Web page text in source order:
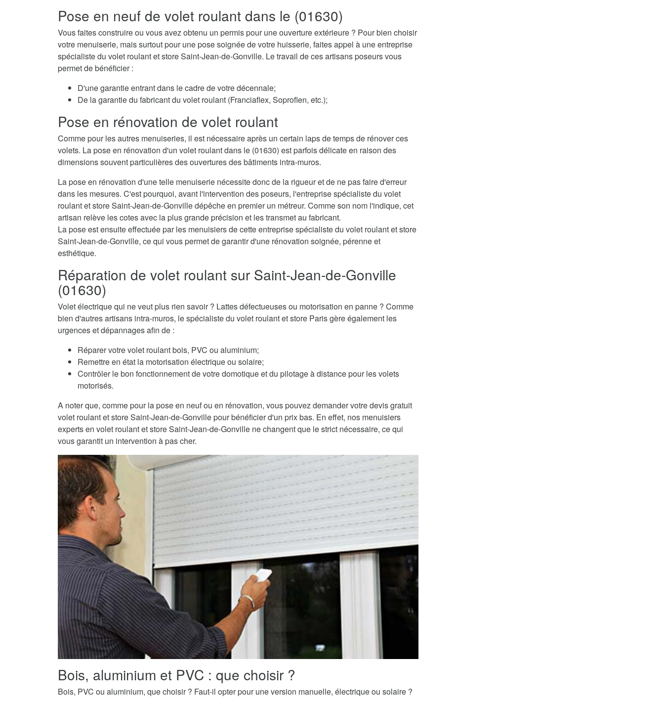
Pose en neuf de volet roulant dans le (01630)
Vous faites construire ou vous avez obtenu un permis pour une ouverture extérieure ? Pour bien choisir
votre menuiserie, mais surtout pour une pose soignée de votre huisserie, faites appel à une entreprise
spécialiste du volet roulant et store Saint-Jean-de-Gonville. Le travail de ces artisans poseurs vous
permet de bénéficier :
D'une garantie entrant dans le cadre de votre décennale;
De la garantie du fabricant du volet roulant (Franciaflex, Soproflen, etc.);
Pose en rénovation de volet roulant
Comme pour les autres menuiseries, il est nécessaire après un certain laps de temps de rénover ces
volets. La pose en rénovation d'un volet roulant dans le (01630) est parfois délicate en raison des
dimensions souvent particulières des ouvertures des bâtiments intra-muros.
La pose en rénovation d'une telle menuiserie nécessite donc de la rigueur et de ne pas faire d'erreur
dans les mesures. C'est pourquoi, avant l'intervention des poseurs, l'entreprise spécialiste du volet
roulant et store Saint-Jean-de-Gonville dépêche en premier un métreur. Comme son nom l'indique, cet
artisan relève les cotes avec la plus grande précision et les transmet au fabricant.
La pose est ensuite effectuée par les menuisiers de cette entreprise spécialiste du volet roulant et store
Saint-Jean-de-Gonville, ce qui vous permet de garantir d'une rénovation soignée, pérenne et
esthétique.
Réparation de volet roulant sur Saint-Jean-de-Gonville
(01630)
Volet électrique qui ne veut plus rien savoir ? Lattes défectueuses ou motorisation en panne ? Comme
bien d'autres artisans intra-muros, le spécialiste du volet roulant et store Paris gère également les
urgences et dépannages afin de :
Réparer votre volet roulant bois, PVC ou aluminium;
Remettre en état la motorisation électrique ou solaire;
Contrôler le bon fonctionnement de votre domotique et du pilotage à distance pour les volets
motorisés.
A noter que, comme pour la pose en neuf ou en rénovation, vous pouvez demander votre devis gratuit
volet roulant et store Saint-Jean-de-Gonville pour bénéficier d'un prix bas. En effet, nos menuisiers
experts en volet roulant et store Saint-Jean-de-Gonville ne changent que le strict nécessaire, ce qui
vous garantit un intervention à pas cher.
Bois, aluminium et PVC : que choisir ?
Bois, PVC ou aluminium, que choisir ? Faut-il opter pour une version manuelle, électrique ou solaire ?